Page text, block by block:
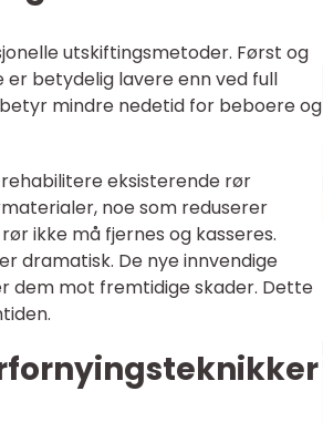
utskiftingsmetoder. Først og
betydelig lavere enn ved full
mindre nedetid for beboere og
eksisterende rør
noe som reduserer
ikke må fjernes og kasseres.
dramatisk. De nye innvendige
dem mot fremtidige skader. Dette